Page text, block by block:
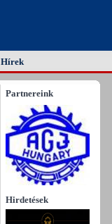
Hírek
Partnereink
Hirdetések